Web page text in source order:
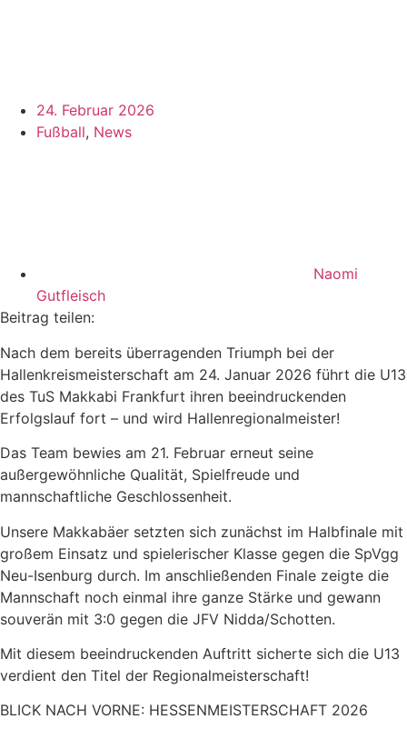
24. Februar 2026
Fußball, News
Naomi
Gutfleisch
Beitrag teilen:
Nach dem bereits überragenden Triumph bei der
Hallenkreismeisterschaft am 24. Januar 2026 führt die U13
des TuS Makkabi Frankfurt ihren beeindruckenden
Erfolgslauf fort – und wird Hallenregionalmeister!
Das Team bewies am 21. Februar erneut seine
außergewöhnliche Qualität, Spielfreude und
mannschaftliche Geschlossenheit.
Unsere Makkabäer setzten sich zunächst im Halbfinale mit
großem Einsatz und spielerischer Klasse gegen die SpVgg
Neu-Isenburg durch. Im anschließenden Finale zeigte die
Mannschaft noch einmal ihre ganze Stärke und gewann
souverän mit 3:0 gegen die JFV Nidda/Schotten.
Mit diesem beeindruckenden Auftritt sicherte sich die U13
verdient den Titel der Regionalmeisterschaft!
BLICK NACH VORNE: HESSENMEISTERSCHAFT 2026